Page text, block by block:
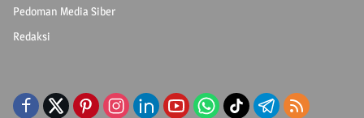
Pedoman Media Siber
Redaksi